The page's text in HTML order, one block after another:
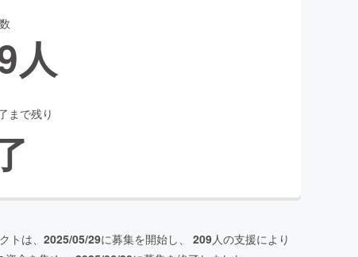
人
まで残り
トは、 2025/05/29に募集を開始し、 209人の支援により